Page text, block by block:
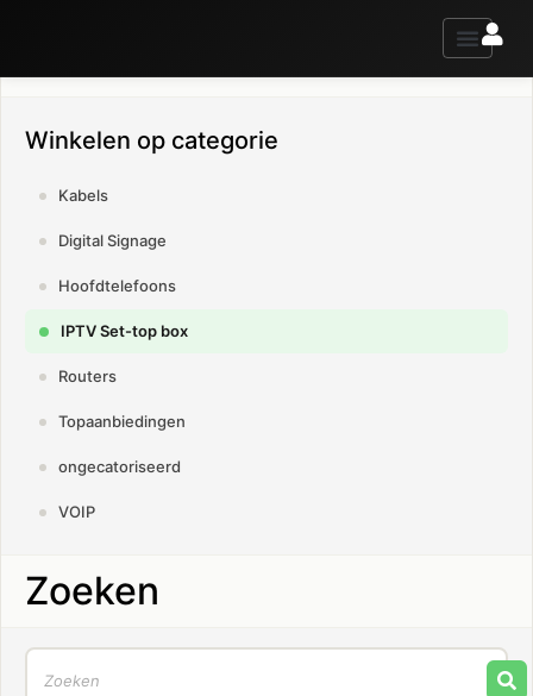
Winkelen op categorie
Kabels
Digital Signage
Hoofdtelefoons
IPTV Set-top box
Routers
Topaanbiedingen
ongecatoriseerd
VOIP
Zoeken